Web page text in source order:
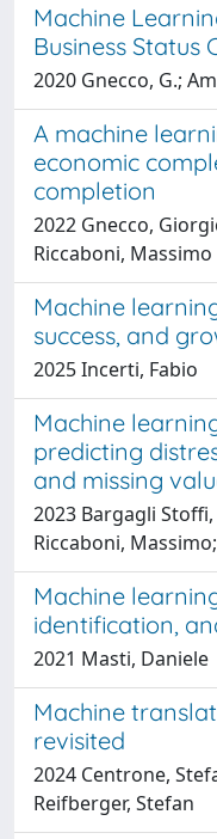
Machine
Business Status
2020 Gnecco, G.;
A machine
economic
completion
2022 Gnecco,
Riccaboni, Massimo
Machine
success, and
2025 Incerti, Fabio
Machine
predicting
and missing
2023 Bargagli
Riccaboni,
Machine
identification,
2021 Masti, Daniele
Machine
revisited
2024 Centrone,
Reifberger, Stefan